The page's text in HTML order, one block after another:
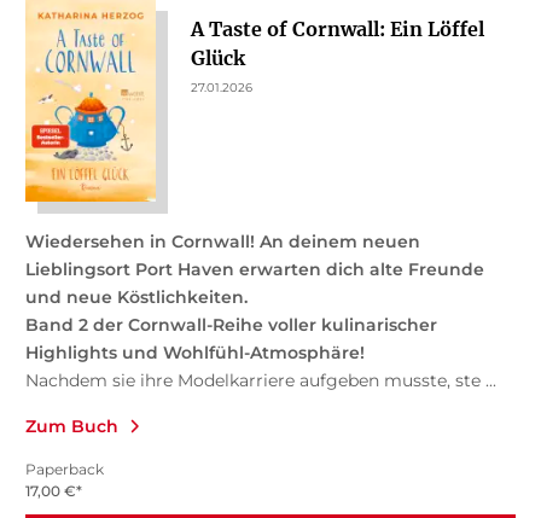
A Taste of Cornwall: Ein Löffel
Glück
27.01.2026
Wiedersehen in Cornwall! An deinem neuen
Lieblingsort Port Haven erwarten dich alte Freunde
und neue Köstlichkeiten.
Band 2 der Cornwall-Reihe voller kulinarischer
Highlights und Wohlfühl-Atmosphäre!
Nachdem sie ihre Modelkarriere aufgeben musste, ste ...
Zum Buch
Paperback
17,00 €*